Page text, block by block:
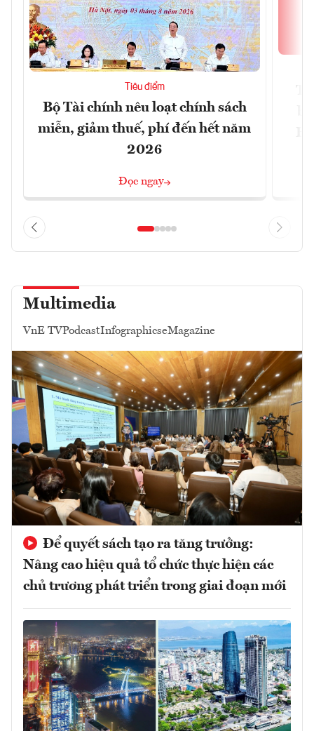
Tiêu điểm
Bộ Tài chính nêu loạt chính sách
miễn, giảm thuế, phí đến hết năm
2026
Đọc ngay
Multimedia
VnE TVPodcastInfographicseMagazine
Để quyết sách tạo ra tăng trưởng:
Nâng cao hiệu quả tổ chức thực hiện các
chủ trương phát triển trong giai đoạn mới